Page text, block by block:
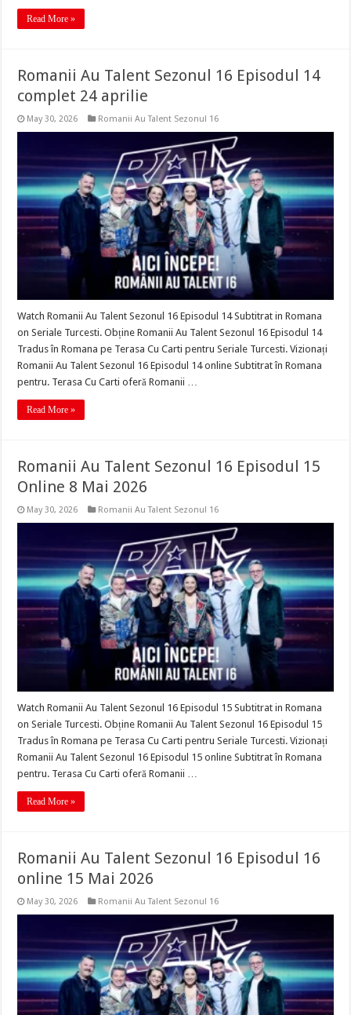
Read More »
Romanii Au Talent Sezonul 16 Episodul 14
complet 24 aprilie
May 30, 2026 Romanii Au Talent Sezonul 16
Watch Romanii Au Talent Sezonul 16 Episodul 14 Subtitrat in Romana
on Seriale Turcesti. Obține Romanii Au Talent Sezonul 16 Episodul 14
Tradus în Romana pe Terasa Cu Carti pentru Seriale Turcesti. Vizionați
Romanii Au Talent Sezonul 16 Episodul 14 online Subtitrat în Romana
pentru. Terasa Cu Carti oferă Romanii …
Read More »
Romanii Au Talent Sezonul 16 Episodul 15
Online 8 Mai 2026
May 30, 2026 Romanii Au Talent Sezonul 16
Watch Romanii Au Talent Sezonul 16 Episodul 15 Subtitrat in Romana
on Seriale Turcesti. Obține Romanii Au Talent Sezonul 16 Episodul 15
Tradus în Romana pe Terasa Cu Carti pentru Seriale Turcesti. Vizionați
Romanii Au Talent Sezonul 16 Episodul 15 online Subtitrat în Romana
pentru. Terasa Cu Carti oferă Romanii …
Read More »
Romanii Au Talent Sezonul 16 Episodul 16
online 15 Mai 2026
May 30, 2026 Romanii Au Talent Sezonul 16